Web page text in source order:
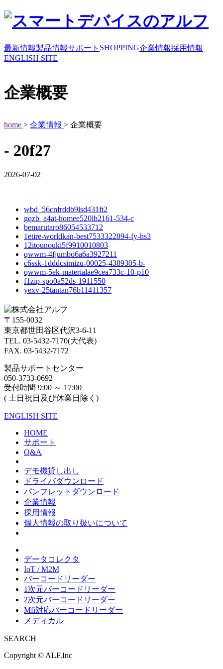
最新情報製品情報サポート SHOPPING企業情報採用情報
ENGLISH SITE
企業概要
home > 企業情報 > 企業概要
- 20f27
2026-07-02
wbd_56cnfrddb9lsd431ft2
gqzb_a4at-homee520lb2161-534-c
bemarutaro86054533712
1etire-worldkan-best7533322894-fy-hs3
12itounouki5f9910010803
qwwm-4fjumbo6a6a3927211
c6ssk-1dddcsimizu-00025-4389305-b-
qwwm-5ek-materialae9cea733c-10-p10
f1zip-spo0a52ds-1911550
yexv-25tantan76b11411357
〒155-0032
東京都世田谷区代沢3-6-11
TEL. 03-5432-7170(大代表)
FAX. 03-5432-7172
製品サポートセンター
050-3733-0692
受付時間 9:00 ～ 17:00
( 土日祝日及び休業日除く)
ENGLISH SITE
HOME
サポート
Q&A
デモ機貸し出し
ドライバダウンロード
パンフレットダウンロード
企業情報
採用情報
個人情報の取り扱いについて
データコレクタ
IoT / M2M
バーコードリーダー
1次元バーコードリーダー
2次元バーコードリーダー
Mfi対応バーコードリーダー
メディカル
SEARCH
Copyright © ALF.Inc